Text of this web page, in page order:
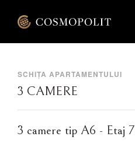
PROIECTE ÎN LUCRU
PROIECTE FINALIZATE
SPAȚII COMERCIALE
SCHIȚA APARTAMENTULUI
3 CAMERE
3 camere tip A6 - Etaj 7